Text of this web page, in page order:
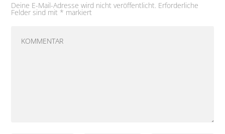
Deine E-Mail-Adresse wird nicht veröffentlicht. Erforderliche
Felder sind mit * markiert